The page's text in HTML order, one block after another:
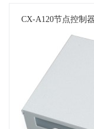
CX-A120节点控制器